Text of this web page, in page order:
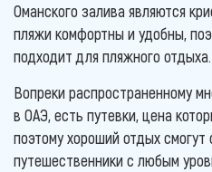
Оманского залива являются
пляжи комфортны и удобны,
подходит для пляжного отдыха.
Вопреки распространенному
в ОАЭ, есть путевки, цена
поэтому хороший отдых смогут
путешественники с любым